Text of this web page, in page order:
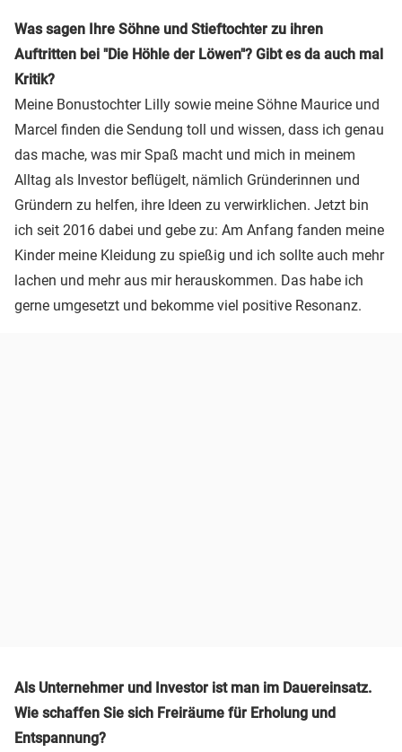
Was sagen Ihre Söhne und Stieftochter zu ihren
Auftritten bei "Die Höhle der Löwen"? Gibt es da auch mal
Kritik?
Meine Bonustochter Lilly sowie meine Söhne Maurice und
Marcel finden die Sendung toll und wissen, dass ich genau
das mache, was mir Spaß macht und mich in meinem
Alltag als Investor beflügelt, nämlich Gründerinnen und
Gründern zu helfen, ihre Ideen zu verwirklichen. Jetzt bin
ich seit 2016 dabei und gebe zu: Am Anfang fanden meine
Kinder meine Kleidung zu spießig und ich sollte auch mehr
lachen und mehr aus mir herauskommen. Das habe ich
gerne umgesetzt und bekomme viel positive Resonanz.
Als Unternehmer und Investor ist man im Dauereinsatz.
Wie schaffen Sie sich Freiräume für Erholung und
Entspannung?